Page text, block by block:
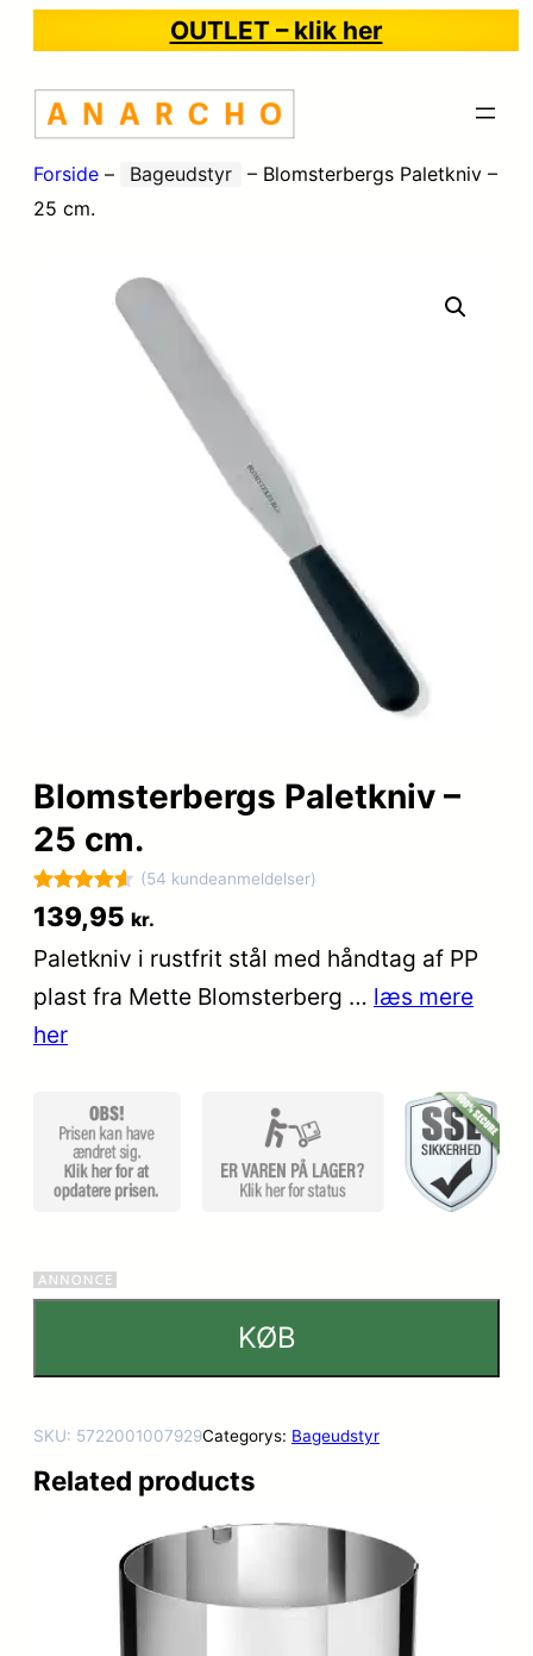
OUTLET – klik her
Forside – Bageudstyr – Blomsterbergs Paletkniv –
25 cm.
Blomsterbergs Paletkniv –
25 cm.
Bedømt
som
ud af 5
baseret på
54
kundebedø
(54 kundeanmeldelser)
139,95 kr.
Paletkniv i rustfrit stål med håndtag af PP
plast fra Mette Blomsterberg … læs mere
her
KØB
SKU: 5722001007929Categorys: Bageudstyr
Related products